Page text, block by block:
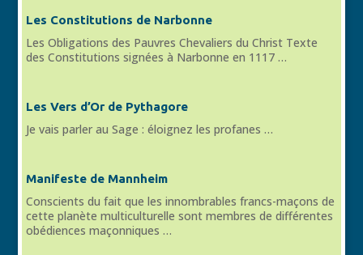
Les Constitutions de Narbonne
Les Obligations des Pauvres Chevaliers du Christ Texte
des Constitutions signées à Narbonne en 1117 …
Les Vers d’Or de Pythagore
Je vais parler au Sage : éloignez les profanes …
Manifeste de Mannheim
Conscients du fait que les innombrables francs-maçons de
cette planète multiculturelle sont membres de différentes
obédiences maçonniques …